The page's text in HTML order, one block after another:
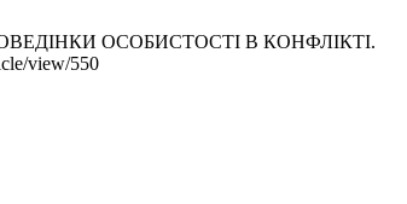
ОСОБИСТОСТІ В КОНФЛІКТІ.
view/550